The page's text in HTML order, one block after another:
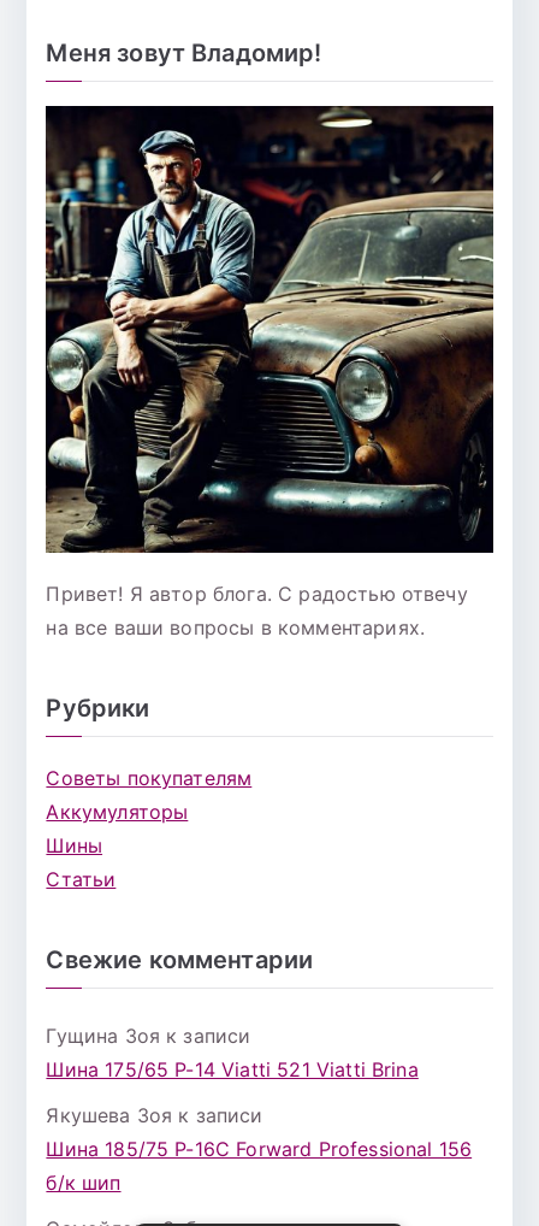
Меня зовут Владомир!
Привет! Я автор блога. С радостью отвечу
на все ваши вопросы в комментариях.
Рубрики
Советы покупателям
Аккумуляторы
Шины
Статьи
Свежие комментарии
Гущина Зоя к записи
Шина 175/65 Р-14 Viatti 521 Viatti Brina
Якушева Зоя к записи
Шина 185/75 Р-16С Forward Professional 156
б/к шип